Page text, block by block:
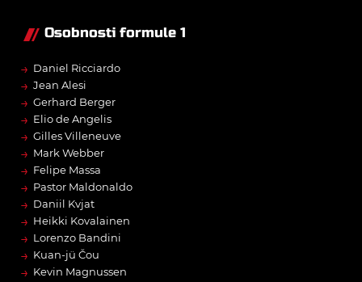
Osobnosti formule 1
→ Daniel Ricciardo
→ Jean Alesi
→ Gerhard Berger
→ Elio de Angelis
→ Gilles Villeneuve
→ Mark Webber
→ Felipe Massa
→ Pastor Maldonaldo
→ Daniil Kvjat
→ Heikki Kovalainen
→ Lorenzo Bandini
→ Kuan-jü Čou
→ Kevin Magnussen